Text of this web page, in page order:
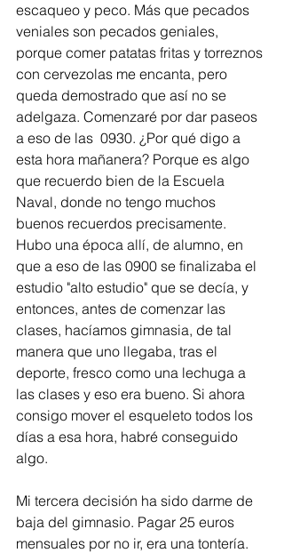
escaqueo y peco. Más que pecados
veniales son pecados geniales,
porque comer patatas fritas y torreznos
con cervezolas me encanta, pero
queda demostrado que así no se
adelgaza. Comenzaré por dar paseos
a eso de las  0930. ¿Por qué digo a
esta hora mañanera? Porque es algo
que recuerdo bien de la Escuela
Naval, donde no tengo muchos
buenos recuerdos precisamente.
Hubo una época allí, de alumno, en
que a eso de las 0900 se finalizaba el
estudio "alto estudio" que se decía, y
entonces, antes de comenzar las
clases, hacíamos gimnasia, de tal
manera que uno llegaba, tras el
deporte, fresco como una lechuga a
las clases y eso era bueno. Si ahora
consigo mover el esqueleto todos los
días a esa hora, habré conseguido
algo.
Mi tercera decisión ha sido darme de
baja del gimnasio. Pagar 25 euros
mensuales por no ir, era una tontería.